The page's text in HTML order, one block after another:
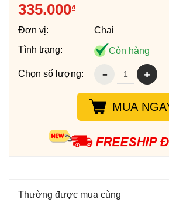
Nam với công Nghệ Ester cho ra hiệu
- API SP ; JASO MA2
- Nhớt Motul 7100 10W40 1L2 phù hợp
- Dung tích: 1,2 lít
335.000₫
Đơn vị:
Chai
Tình trạng:
Còn hàng
Chọn số lượng:
MUA
Thường được mua cùng